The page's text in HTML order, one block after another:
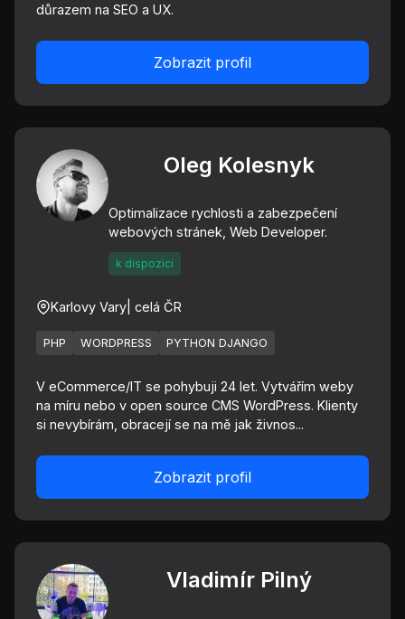
důrazem na SEO a UX.
Zobrazit profil
Oleg Kolesnyk
Optimalizace rychlosti a zabezpečení
webových stránek, Web Developer.
k dispozici
Karlovy Vary | celá ČR
PHP WORDPRESS PYTHON DJANGO
V eCommerce/IT se pohybuji 24 let. Vytvářím weby
na míru nebo v open source CMS WordPress. Klienty
si nevybírám, obracejí se na mě jak živnos...
Zobrazit profil
Vladimír Pilný